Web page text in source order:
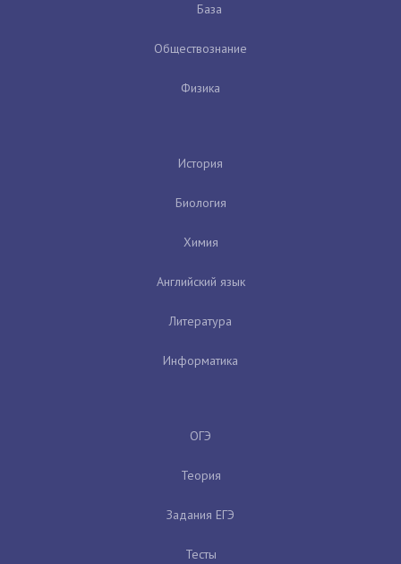
База
Обществознание
Физика
История
Биология
Химия
Английский язык
Литература
Информатика
ОГЭ
Теория
Задания ЕГЭ
Тесты